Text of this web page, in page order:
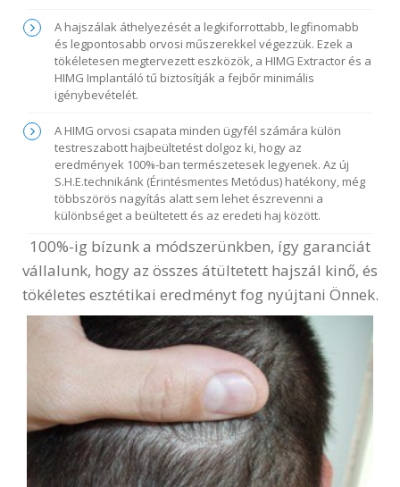
A hajszálak áthelyezését a legkiforrottabb, legfinomabb
és legpontosabb orvosi műszerekkel végezzük. Ezek a
tökéletesen megtervezett eszközök, a HIMG Extractor és a
HIMG Implantáló tű biztosítják a fejbőr minimális
igénybevételét.
A HIMG orvosi csapata minden ügyfél számára külön
testreszabott hajbeültetést dolgoz ki, hogy az
eredmények 100%-ban természetesek legyenek. Az új
S.H.E.technikánk (Érintésmentes Metódus) hatékony, még
többszörös nagyítás alatt sem lehet észrevenni a
különbséget a beültetett és az eredeti haj között.
100%-ig bízunk a módszerünkben, így garanciát
vállalunk, hogy az összes átültetett hajszál kinő, és
tökéletes esztétikai eredményt fog nyújtani Önnek.